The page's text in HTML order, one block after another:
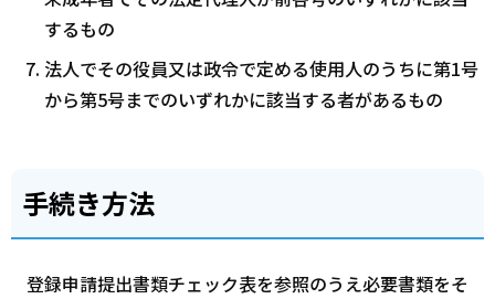
するもの
法人でその役員又は政令で定める使用人のうちに第1号
から第5号までのいずれかに該当する者があるもの
手続き方法
登録申請提出書類チェック表を参照のうえ必要書類をそ